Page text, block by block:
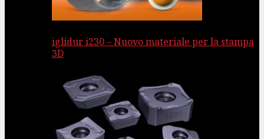
iglidur i230 – Nuovo materiale per la stampa
3D